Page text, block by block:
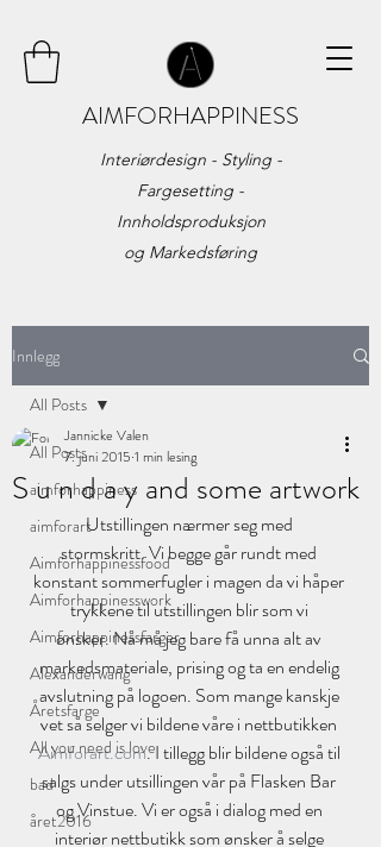
AIMFORHAPPINESS
Interiørdesign - Styling -
Fargesetting -
Innholdsproduksjon
og Markedsføring
Innlegg
All Posts
aimforhappiness
aimforart
Aimforhappinessfood
Aimforhappinesswork
Aimforhappinessfarger
Alexanderwang
Åretsfarge
All you need is love
bad
året2016
All Posts
S u n d a y and some artwork
Jannicke Valen
7. juni 2015 1 min lesing
Utstillingen nærmer seg med
stormskritt. Vi begge går rundt med
konstant sommerfugler i magen da vi håper
trykkene til utstillingen blir som vi
ønsker. Nå må jeg bare få unna alt av
markedsmateriale, prising og ta en endelig
avslutning på logoen. Som mange kanskje
vet så selger vi bildene våre i nettbutikken
Aimforart.com. I tillegg blir bildene også til
salgs under utsillingen vår på Flasken Bar
og Vinstue. Vi er også i dialog med en
interiør nettbutikk som ønsker å selge